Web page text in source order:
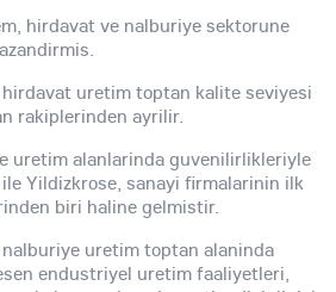
hirdavat ve nalburiye sektorune
hirdavat uretim toptan kalite seviyesi
rakiplerinden ayrilir.
uretim alanlarinda guvenilirlikleriyle
ile Yildizkrose, sanayi firmalarinin ilk
biri haline gelmistir.
nalburiye uretim toptan alaninda
endustriyel uretim faaliyetleri,